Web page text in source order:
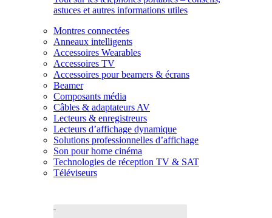
astuces et autres informations utiles
Montres connectées
Anneaux intelligents
Accessoires Wearables
Accessoires TV
Accessoires pour beamers & écrans
Beamer
Composants média
Câbles & adaptateurs AV
Lecteurs & enregistreurs
Lecteurs d’affichage dynamique
Solutions professionnelles d’affichage
Son pour home cinéma
Technologies de réception TV & SAT
Téléviseurs